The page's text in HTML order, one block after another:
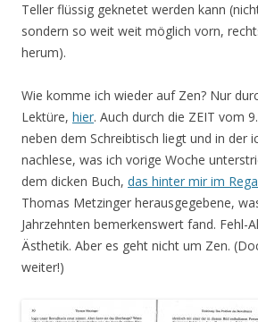
Teller flüssig geknetet werden kann
sondern so weit weit möglich vorn,
herum).
Wie komme ich wieder auf Zen? Nur
Lektüre, hier. Auch durch die ZEIT vom
neben dem Schreibtisch liegt und in der
nachlese, was ich vorige Woche
dem dicken Buch, das hinter mir im
Thomas Metzinger herausgegebene,
Jahrzehnten bemerkenswert fand. Fehl-
Ästhetik. Aber es geht nicht um Zen.
weiter!)